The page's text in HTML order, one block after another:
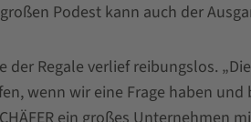
Podest kann auch der
Regale verlief reibungslos.
wenn wir eine Frage haben